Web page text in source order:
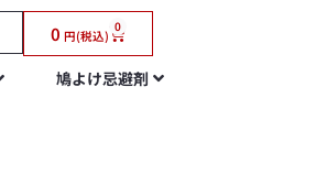
0 円(税込)
0
鳩よけ忌避剤